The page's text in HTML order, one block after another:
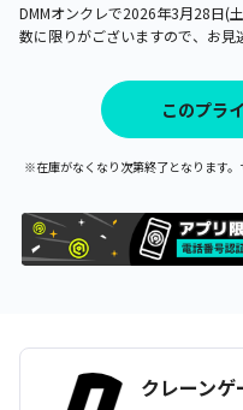
DMMオンクレで2026年3月28日(
数に限りがございますので、お見
このプラ
※在庫がなくなり次第終了となります
クレーン